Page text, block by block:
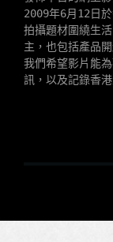
2009年6月12日
拍攝題材圍繞生
主，也包括產品
我們希望影片能
訊，以及記錄香港